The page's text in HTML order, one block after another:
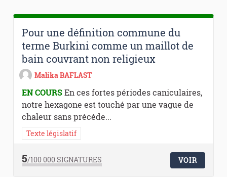
Pour une définition commune du
terme Burkini comme un maillot de
bain couvrant non religieux
Malika BAFLAST
EN COURSEn ces fortes périodes caniculaires,
notre hexagone est touché par une vague de
chaleur sans précéde...
Texte législatif
5/100 000SIGNATURES VOIR